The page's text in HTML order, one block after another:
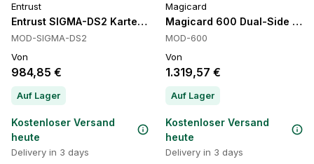
Entrust
Entrust SIGMA-DS2 Karten Drucker
MOD-SIGMA-DS2
Von
984,85 €
Auf Lager
Kostenloser Versand
heute
Delivery in 3 days
Magicard
Magicard 600 Dual-Side Pro
MOD-600
Von
1.319,57 €
Auf Lager
Kostenloser Versand
heute
Delivery in 3 days